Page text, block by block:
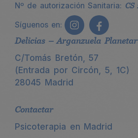
Nº de autorización Sanitaria: CS
Síguenos en:
Delicias – Arganzuela
C/Tomás Bretón, 57
(Entrada por Circón, 5, 1C)
28045 Madrid
Contactar
Psicoterapia en Madrid